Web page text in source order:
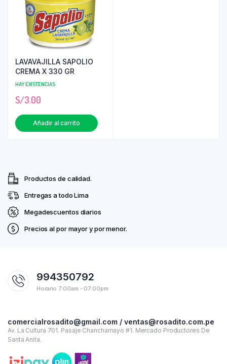
LAVAVAJILLA SAPOLIO
CREMA X 330 GR
HAY EXISTENCIAS
S/3.00
Añadir al carrito
Productos de calidad.
Entregas a todo Lima
Megadescuentos diarios
Precios al por mayor y por menor.
994350792
Horario 7:00am - 07:00pm
comercialrosadito@gmail.com / ventas@rosadito.com.pe
Av. La Cultura 701. Pasaje Chanchamayo #1. Mercado Productores De
Santa Anita.